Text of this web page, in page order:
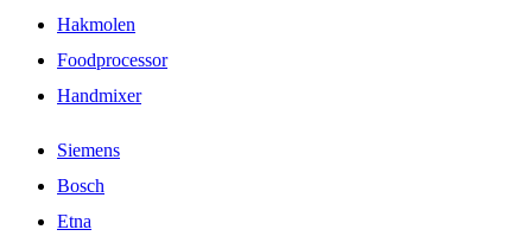
Hakmolen
Foodprocessor
Handmixer
Siemens
Bosch
Etna